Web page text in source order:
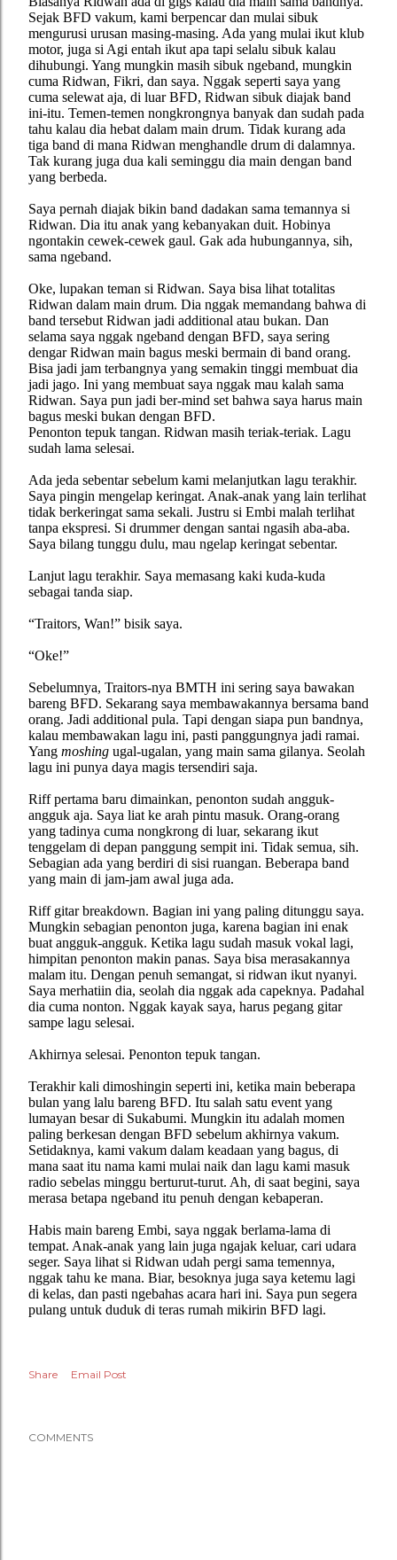
Sejak BFD vakum, kami berpencar dan mulai sibuk
mengurusi urusan masing-masing. Ada yang mulai ikut klub
motor, juga si Agi entah ikut apa tapi selalu sibuk kalau
dihubungi. Yang mungkin masih sibuk ngeband, mungkin
cuma Ridwan, Fikri, dan saya. Nggak seperti saya yang
cuma selewat aja, di luar BFD, Ridwan sibuk diajak band
ini-itu. Temen-temen nongkrongnya banyak dan sudah pada
tahu kalau dia hebat dalam main drum. Tidak kurang ada
tiga band di mana Ridwan menghandle drum di dalamnya.
Tak kurang juga dua kali seminggu dia main dengan band
yang berbeda.
Saya pernah diajak bikin band dadakan sama temannya si
Ridwan. Dia itu anak yang kebanyakan duit. Hobinya
ngontakin cewek-cewek gaul. Gak ada hubungannya, sih,
sama ngeband.
Oke, lupakan teman si Ridwan. Saya bisa lihat totalitas
Ridwan dalam main drum. Dia nggak memandang bahwa di
band tersebut Ridwan jadi additional atau bukan. Dan
selama saya nggak ngeband dengan BFD, saya sering
dengar Ridwan main bagus meski bermain di band orang.
Bisa jadi jam terbangnya yang semakin tinggi membuat dia
jadi jago. Ini yang membuat saya nggak mau kalah sama
Ridwan. Saya pun jadi ber-mind set bahwa saya harus main
bagus meski bukan dengan BFD.
Penonton tepuk tangan. Ridwan masih teriak-teriak. Lagu
sudah lama selesai.
Ada jeda sebentar sebelum kami melanjutkan lagu terakhir.
Saya pingin mengelap keringat. Anak-anak yang lain terlihat
tidak berkeringat sama sekali. Justru si Embi malah terlihat
tanpa ekspresi. Si drummer dengan santai ngasih aba-aba.
Saya bilang tunggu dulu, mau ngelap keringat sebentar.
Lanjut lagu terakhir. Saya memasang kaki kuda-kuda
sebagai tanda siap.
“Traitors, Wan!” bisik saya.
“Oke!”
Sebelumnya, Traitors-nya BMTH ini sering saya bawakan
bareng BFD. Sekarang saya membawakannya bersama band
orang. Jadi additional pula. Tapi dengan siapa pun bandnya,
kalau membawakan lagu ini, pasti panggungnya jadi ramai.
Yang moshing ugal-ugalan, yang main sama gilanya. Seolah
lagu ini punya daya magis tersendiri saja.
Riff pertama baru dimainkan, penonton sudah angguk-
angguk aja. Saya liat ke arah pintu masuk. Orang-orang
yang tadinya cuma nongkrong di luar, sekarang ikut
tenggelam di depan panggung sempit ini. Tidak semua, sih.
Sebagian ada yang berdiri di sisi ruangan. Beberapa band
yang main di jam-jam awal juga ada.
Riff gitar breakdown. Bagian ini yang paling ditunggu saya.
Mungkin sebagian penonton juga, karena bagian ini enak
buat angguk-angguk. Ketika lagu sudah masuk vokal lagi,
himpitan penonton makin panas. Saya bisa merasakannya
malam itu. Dengan penuh semangat, si ridwan ikut nyanyi.
Saya merhatiin dia, seolah dia nggak ada capeknya. Padahal
dia cuma nonton. Nggak kayak saya, harus pegang gitar
sampe lagu selesai.
Akhirnya selesai. Penonton tepuk tangan.
Terakhir kali dimoshingin seperti ini, ketika main beberapa
bulan yang lalu bareng BFD. Itu salah satu event yang
lumayan besar di Sukabumi. Mungkin itu adalah momen
paling berkesan dengan BFD sebelum akhirnya vakum.
Setidaknya, kami vakum dalam keadaan yang bagus, di
mana saat itu nama kami mulai naik dan lagu kami masuk
radio sebelas minggu berturut-turut. Ah, di saat begini, saya
merasa betapa ngeband itu penuh dengan kebaperan.
Habis main bareng Embi, saya nggak berlama-lama di
tempat. Anak-anak yang lain juga ngajak keluar, cari udara
seger. Saya lihat si Ridwan udah pergi sama temennya,
nggak tahu ke mana. Biar, besoknya juga saya ketemu lagi
di kelas, dan pasti ngebahas acara hari ini. Saya pun segera
pulang untuk duduk di teras rumah mikirin BFD lagi.
Share Email Post
COMMENTS